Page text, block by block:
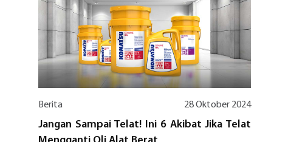
Berita 28 Oktober 2024
Jangan Sampai Telat! Ini 6 Akibat Jika Telat